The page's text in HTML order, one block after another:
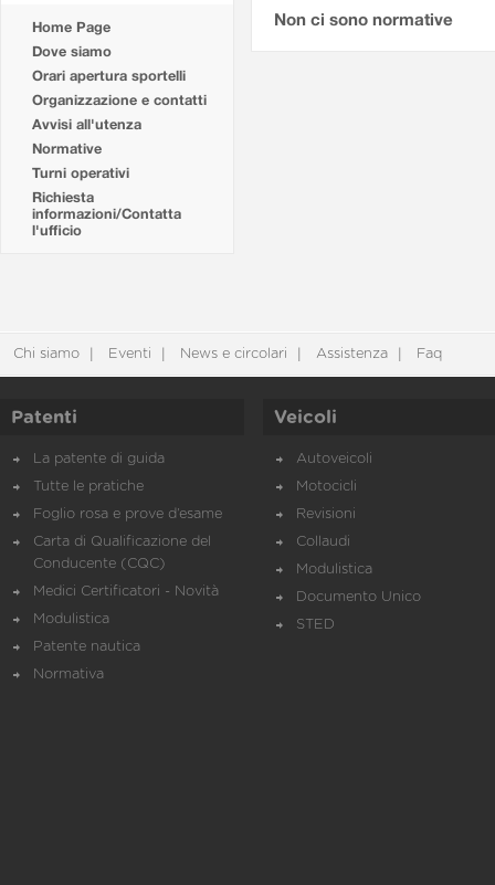
Home Page
Dove siamo
Orari apertura sportelli
Organizzazione e contatti
Avvisi all'utenza
Normative
Turni operativi
Richiesta
informazioni/Contatta
l'ufficio
Non ci sono normative
Chi siamo Eventi News e circolari Assistenza Faq
Patenti
La patente di guida
Tutte le pratiche
Foglio rosa e prove d’esame
Carta di Qualificazione del
Conducente (CQC)
Medici Certificatori - Novità
Modulistica
Patente nautica
Normativa
Veicoli
Autoveicoli
Motocicli
Revisioni
Collaudi
Modulistica
Documento Unico
STED